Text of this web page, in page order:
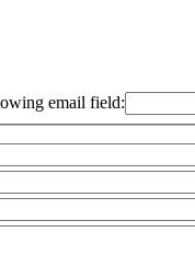
email field: